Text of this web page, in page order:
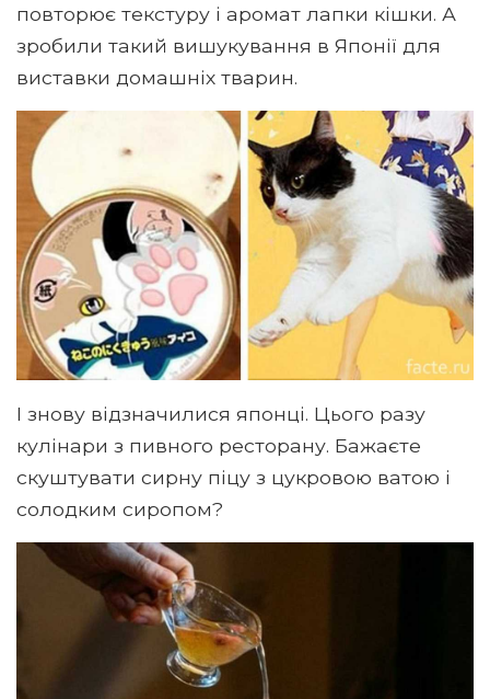
повторює текстуру і аромат лапки кішки. А
зробили такий вишукування в Японії для
виставки домашніх тварин.
І знову відзначилися японці. Цього разу
кулінари з пивного ресторану. Бажаєте
скуштувати сирну піцу з цукровою ватою і
солодким сиропом?